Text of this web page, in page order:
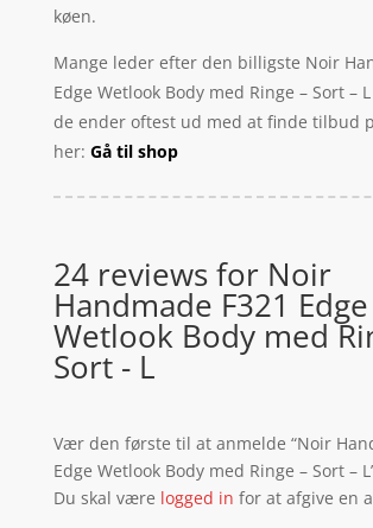
køen.
Mange leder efter den billigste Noir
Edge Wetlook Body med Ringe – Sort –
de ender oftest ud med at finde tilbud
her: Gå til shop
24 reviews for Noir
Handmade F321 Edge
Wetlook Body med
Sort - L
Vær den første til at anmelde “Noir
Edge Wetlook Body med Ringe – Sort –
Du skal være logged in for at afgive en